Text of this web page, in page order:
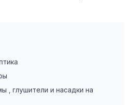
, глушители и насадки на